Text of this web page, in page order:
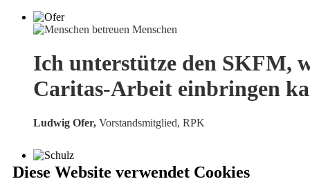
Ich unterstütze den SKFM,
Caritas-Arbeit einbringen
Ludwig Ofer, Vorstandsmitglied, RPK
Diese Website verwendet Cookies